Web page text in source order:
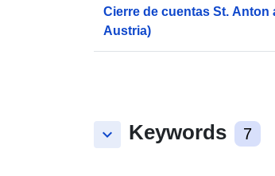
Cierre de cuentas St. Anton
Austria)
keyboard_arrow_down Keywords 7